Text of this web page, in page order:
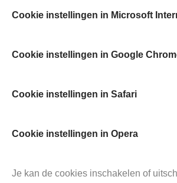
Cookie instellingen in Microsoft
Cookie instellingen in Google
Cookie instellingen in Safari
Cookie instellingen in Opera
Je kan de cookies inschakelen of